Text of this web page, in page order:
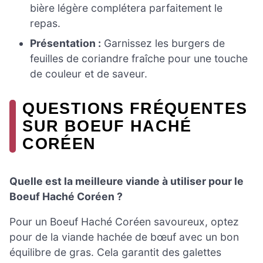
bière légère complétera parfaitement le
repas.
Présentation : Garnissez les burgers de
feuilles de coriandre fraîche pour une touche
de couleur et de saveur.
QUESTIONS FRÉQUENTES
SUR BOEUF HACHÉ
CORÉEN
Quelle est la meilleure viande à utiliser pour le
Boeuf Haché Coréen ?
Pour un Boeuf Haché Coréen savoureux, optez
pour de la viande hachée de bœuf avec un bon
équilibre de gras. Cela garantit des galettes